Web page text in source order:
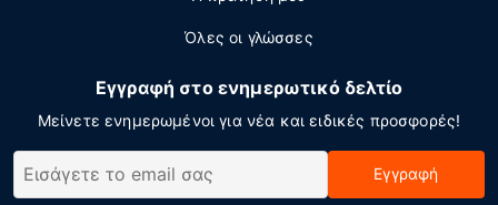
Όλες οι γλώσσες
Εγγραφή στο ενημερωτικό δελτίο
Μείνετε ενημερωμένοι για νέα και ειδικές προσφορές!
Εγγραφή